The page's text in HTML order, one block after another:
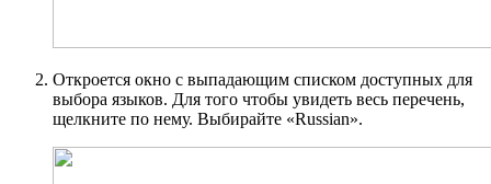
Откроется окно с выпадающим списком доступных для
выбора языков. Для того чтобы увидеть весь перечень,
щелкните по нему. Выбирайте «Russian».